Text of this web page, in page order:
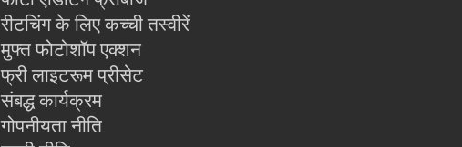
रीटचिंग के लिए कच्ची तस्वीरें
मुफ्त फोटोशॉप एक्शन
फ्री लाइटरूम प्रीसेट
संबद्ध कार्यक्रम
गोपनीयता नीति